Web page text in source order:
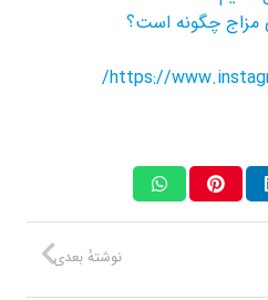
مزاج چگونه است؟
https://
نوشتهٔ بعدی